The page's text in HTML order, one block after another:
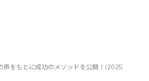
声をもとに成功のメソッドを公開！(2025